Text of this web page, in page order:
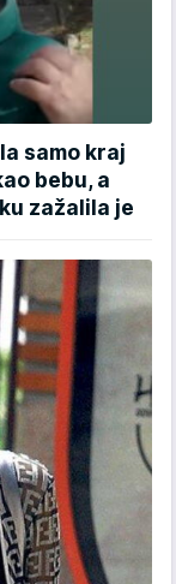
samo kraj
bebu, a
zažalila je